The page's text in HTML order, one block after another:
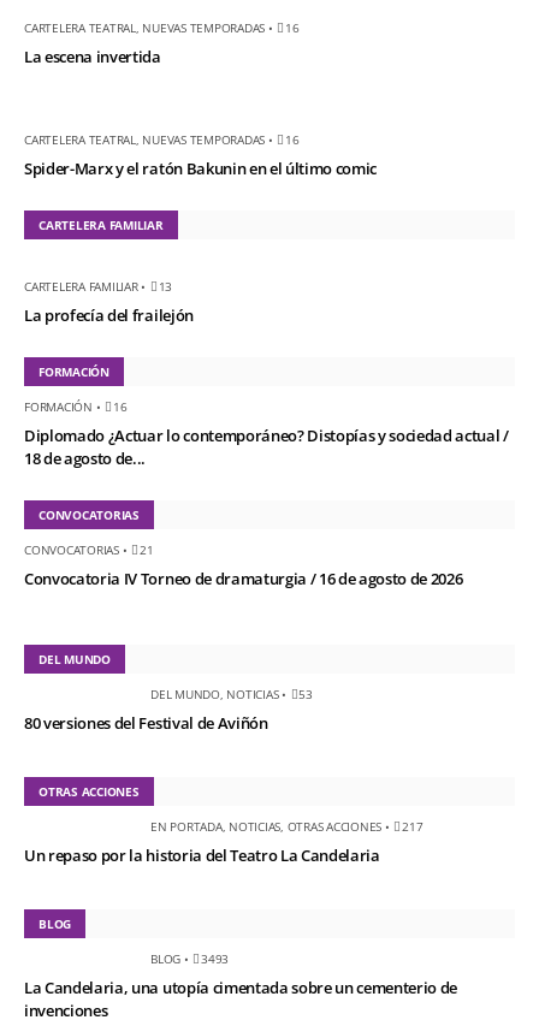
CARTELERA TEATRAL, NUEVAS TEMPORADAS • 16
La escena invertida
CARTELERA TEATRAL, NUEVAS TEMPORADAS • 16
Spider-Marx y el ratón Bakunin en el último comic
CARTELERA FAMILIAR
CARTELERA FAMILIAR• 13
La profecía del frailejón
FORMACIÓN
FORMACIÓN • 16
Diplomado ¿Actuar lo contemporáneo? Distopías y sociedad actual /
18 de agosto de...
CONVOCATORIAS
CONVOCATORIAS• 21
Convocatoria IV Torneo de dramaturgia / 16 de agosto de 2026
DEL MUNDO
DEL MUNDO, NOTICIAS• 53
80 versiones del Festival de Aviñón
OTRAS ACCIONES
EN PORTADA, NOTICIAS, OTRAS ACCIONES • 217
Un repaso por la historia del Teatro La Candelaria
BLOG
BLOG • 3493
La Candelaria, una utopía cimentada sobre un cementerio de
invenciones